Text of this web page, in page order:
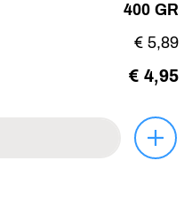
400 GR
€ 5,89
€ 4,95